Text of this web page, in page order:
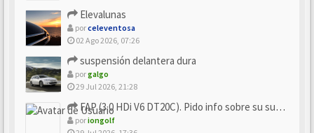
Elevalunas
porceleventosa
02 Ago 2026, 07:26
suspensión delantera dura
porgalgo
29 Jul 2026, 21:28
FAP (3.0 HDi V6 DT20C). Pido info sobre su sustitución
poriongolf